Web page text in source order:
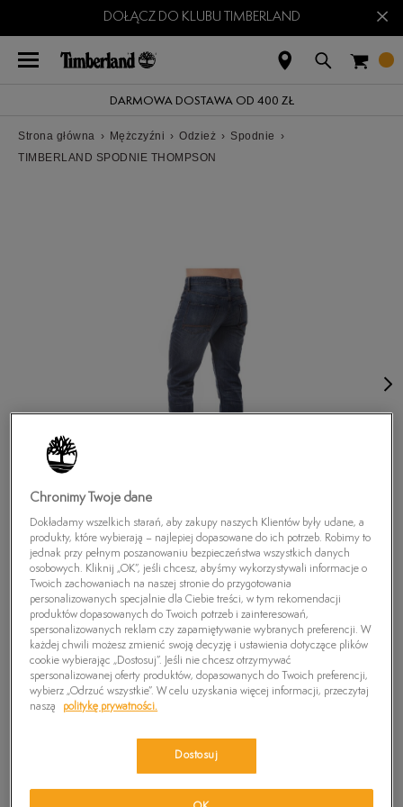
DOŁĄCZ DO KLUBU TIMBERLAND ×
DARMOWA DOSTAWA OD 400 ZŁ
Strona główna › Mężczyźni › Odzież › Spodnie ›
TIMBERLAND SPODNIE THOMPSON
TIMBERLAND SPODNIE THOMPSON
PRODUKT NIEDOSTĘPNY
Wybierz swój rozmiar, a gdy będzie dostępny, otrzymasz od nas
Chronimy Twoje dane
Dokładamy wszelkich starań, aby zakupy naszych Klientów były udane, a
produkty, które wybierają – najlepiej dopasowane do ich potrzeb. Robimy to
jednak przy pełnym poszanowaniu bezpieczeństwa wszystkich danych
osobowych. Kliknij „OK”, jeśli chcesz, abyśmy wykorzystywali informacje o
Twoich zachowaniach na naszej stronie do przygotowania
personalizowanych specjalnie dla Ciebie treści, w tym rekomendacji
produktów dopasowanych do Twoich potrzeb i zainteresowań,
spersonalizowanych reklam czy zapamiętywanie wybranych preferencji. W
każdej chwili możesz zmienić swoją decyzję i ustawienia dotyczące plików
cookie wybierając „Dostosuj”. Jeśli nie chcesz otrzymywać
spersonalizowanej oferty produktów, dopasowanych do Twoich preferencji,
wybierz „Odrzuć wszystkie”. W celu uzyskania więcej informacji, przeczytaj
naszą
politykę prywatności.
Dostosuj